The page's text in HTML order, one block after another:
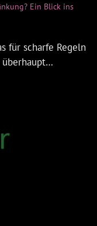
Ein Blick ins
für scharfe Regeln
überhaupt…